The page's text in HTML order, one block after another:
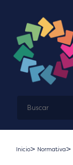
Inicio Normativa